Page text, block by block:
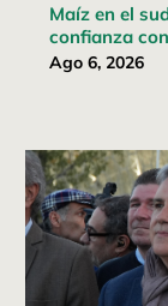
Maíz en el
confianza
Ago 6, 2026